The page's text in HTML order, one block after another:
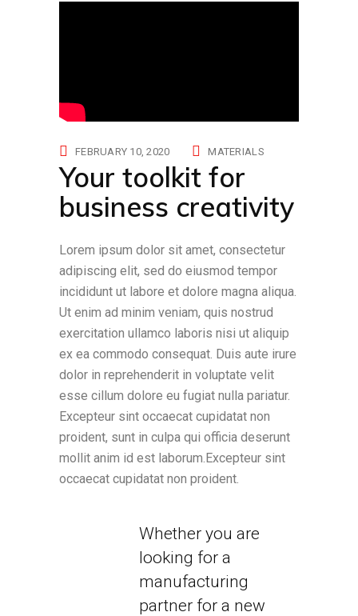
FEBRUARY 10, 2020 MATERIALS
Your toolkit for
business creativity
Lorem ipsum dolor sit amet, consectetur
adipiscing elit, sed do eiusmod tempor
incididunt ut labore et dolore magna aliqua.
Ut enim ad minim veniam, quis nostrud
exercitation ullamco laboris nisi ut aliquip
ex ea commodo consequat. Duis aute irure
dolor in reprehenderit in voluptate velit
esse cillum dolore eu fugiat nulla pariatur.
Excepteur sint occaecat cupidatat non
proident, sunt in culpa qui officia deserunt
mollit anim id est laborum.Excepteur sint
occaecat cupidatat non proident.
Whether you are
looking for a
manufacturing
partner for a new